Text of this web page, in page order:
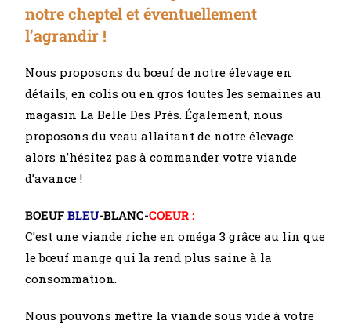
notre cheptel et éventuellement
l’agrandir !
Nous proposons du bœuf de notre élevage en
détails, en colis ou en gros toutes les semaines au
magasin La Belle Des Prés. Également, nous
proposons du veau allaitant de notre élevage
alors n’hésitez pas à commander votre viande
d’avance !
BOEUFBLEU-BLANC-COEUR :
C’est une viande riche en oméga 3 grâce au lin que
le bœuf mange qui la rend plus saine à la
consommation.
Nous pouvons mettre la viande sous vide à votre